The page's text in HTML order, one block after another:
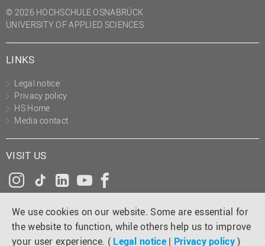
We use cookies on our website. Some are essential for
the website to function, while others help us to improve
your user experience. ( Legal notice | Privacy policy)
Prozessmanagement
Recht
Studium und Lehre
Transfer- und
Innovationsmanagement
© 2026 HOCHSCHULE OSNABRÜCK
UNIVERSITY OF APPLIED SCIENCES
LINKS
Legal notice
Privacy policy
HS Home
Media contact
VISIT US
Instagram
Tiktok
LinkedInYouTube